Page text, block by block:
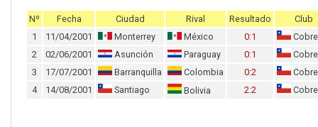
Nº Fecha Ciudad Rival Resultado
Club
1
11/04/2001 Monterrey México 0:1
2
02/06/2001 Asunción Paraguay 0:1
3
17/07/2001 Barranquilla Colombia 0:2
4
14/08/2001 Santiago Bolivia 2:2